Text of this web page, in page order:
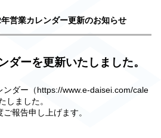
年営業カレンダー更新のお知らせ
ダーを更新いたしました。
ンダー（https://www.e-daisei.com/cale
しました。
報告申し上げます。